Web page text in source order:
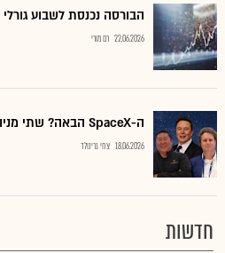
הבורסה נכנסת לשבוע
22.06.2026 רם מורי
ה-SpaceX הבאה? שתי מניות חלל עם אפסייד של עד 61%
18.06.2026 צחי גרינולד
חדשות